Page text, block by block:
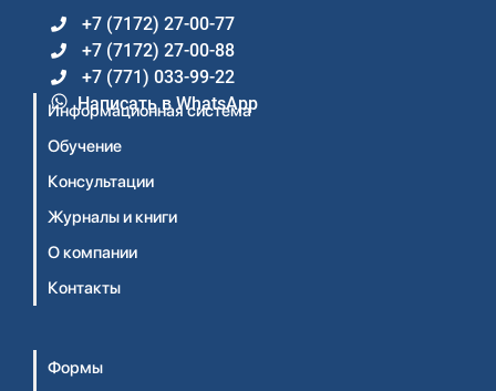
+7 (7172) 27-00-77
+7 (7172) 27-00-88
+7 (771) 033-99-22
Написать в WhatsApp
Информационная система
Обучение
Консультации
Журналы и книги
О компании
Контакты
Формы